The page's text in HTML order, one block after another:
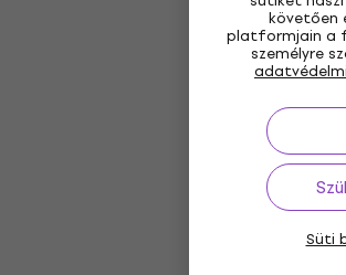
követően
platformjain a
személyre
Süti